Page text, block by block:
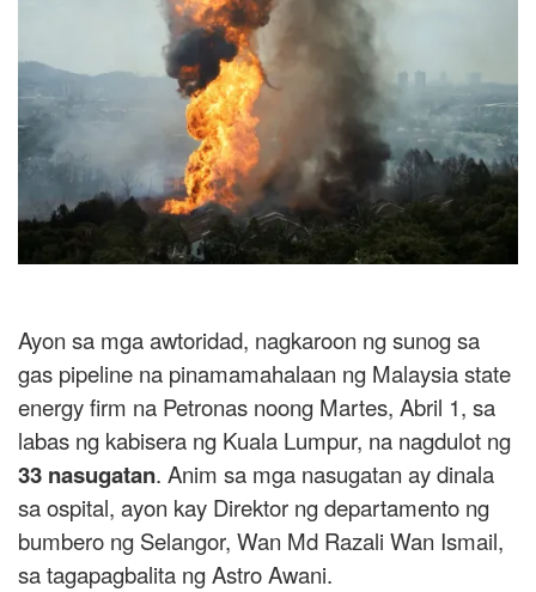
Ayon sa mga awtoridad, nagkaroon ng sunog sa
gas pipeline na pinamamahalaan ng Malaysia state
energy firm na Petronas noong Martes, Abril 1, sa
labas ng kabisera ng Kuala Lumpur, na nagdulot ng
33 nasugatan. Anim sa mga nasugatan ay dinala
sa ospital, ayon kay Direktor ng departamento ng
bumbero ng Selangor, Wan Md Razali Wan Ismail,
sa tagapagbalita ng Astro Awani.